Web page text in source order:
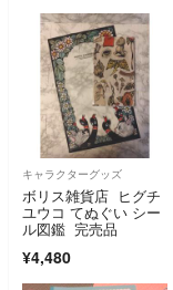
キャラクターグッズ
ボリス雑貨店 ヒグチ
ユウコ てぬぐい シー
ル図鑑 完売品
¥4,480